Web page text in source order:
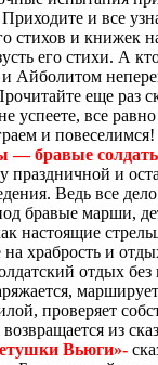
Приходите и все
стихов и книжек
его стихи. А
Айболитом
еще раз
успеете, все
и повеселимся!
— бравые
праздничной и
Ведь все
бравые марши,
настоящие
храбрость и
отдых
проверяет
возвращается из
Вьюги»-